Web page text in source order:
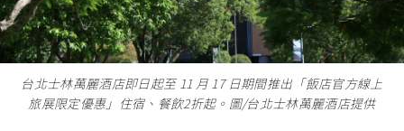
台北士林萬麗酒店即日起至 11 月 17 日期間推出「飯店官方線上
旅展限定優惠」住宿、餐飲2折起。圖/台北士林萬麗酒店提供